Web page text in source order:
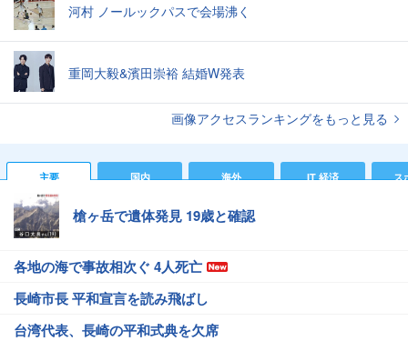
河村 ノールックパスで会場沸く
重岡大毅&濱田崇裕 結婚W発表
画像アクセスランキングをもっと見る
主要 国内 海外 IT 経済 ス
槍ヶ岳で遺体発見 19歳と確認
各地の海で事故相次ぐ 4人死亡
長崎市長 平和宣言を読み飛ばし
台湾代表、長崎の平和式典を欠席